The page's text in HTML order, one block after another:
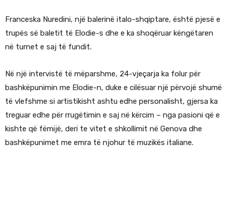
Franceska Nuredini, një balerinë italo-shqiptare, është pjesë e
trupës së baletit të Elodie-s dhe e ka shoqëruar këngëtaren
në turnet e saj të fundit.
Në një intervistë të mëparshme, 24-vjeçarja ka folur për
bashkëpunimin me Elodie-n, duke e cilësuar një përvojë shumë
të vlefshme si artistikisht ashtu edhe personalisht, gjersa ka
treguar edhe për rrugëtimin e saj në kërcim – nga pasioni që e
kishte që fëmijë, deri te vitet e shkollimit në Genova dhe
bashkëpunimet me emra të njohur të muzikës italiane.